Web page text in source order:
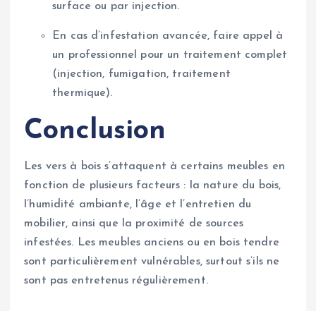
surface ou par injection.
En cas d’infestation avancée, faire appel à
un professionnel pour un traitement complet
(injection, fumigation, traitement
thermique).
Conclusion
Les vers à bois s’attaquent à certains meubles en
fonction de plusieurs facteurs : la nature du bois,
l’humidité ambiante, l’âge et l’entretien du
mobilier, ainsi que la proximité de sources
infestées. Les meubles anciens ou en bois tendre
sont particulièrement vulnérables, surtout s’ils ne
sont pas entretenus régulièrement.